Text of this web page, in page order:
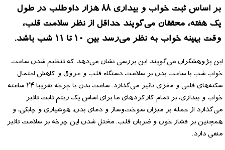
بر اساس ثبت خواب و بیداری ۸۸ هزار داوطلب در طول
یک هفته، محققان می‌گویند حداقل از نظر سلامت قلب،
وقت بهینه خواب به نظر می‌رسد بین ۱۰ تا ۱۱ شب باشد.
این پژوهشگران می‌گویند این بررسی نشان می‌دهد که تنظیم شدن ساعت
خواب شب با ساعت بدن بر سلامت دستگاه قلب و عروق و کاهش احتمال
سکته‌های قلبی و مغزی تاثیر می‌گذارد. ساعت بدن یا چرخه تقریبا ۲۴ ساعته
خواب و بیداری، بر تمام کارکردهای ما برای اساس یک ریتم ثابت تاثیر
می‌گذارد از جمله بر میزان سوخت‌وساز و دمای بدن، هوشیاری و چابکی، و
همچنین بر فشار خون و ضربان قلب. مختل شدن این چرخه بر سلامت تاثیر
منفی دارد.